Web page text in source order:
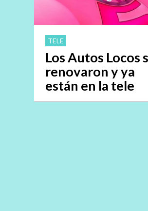
TELE
Los Autos Locos
renovaron y ya
están en la tele